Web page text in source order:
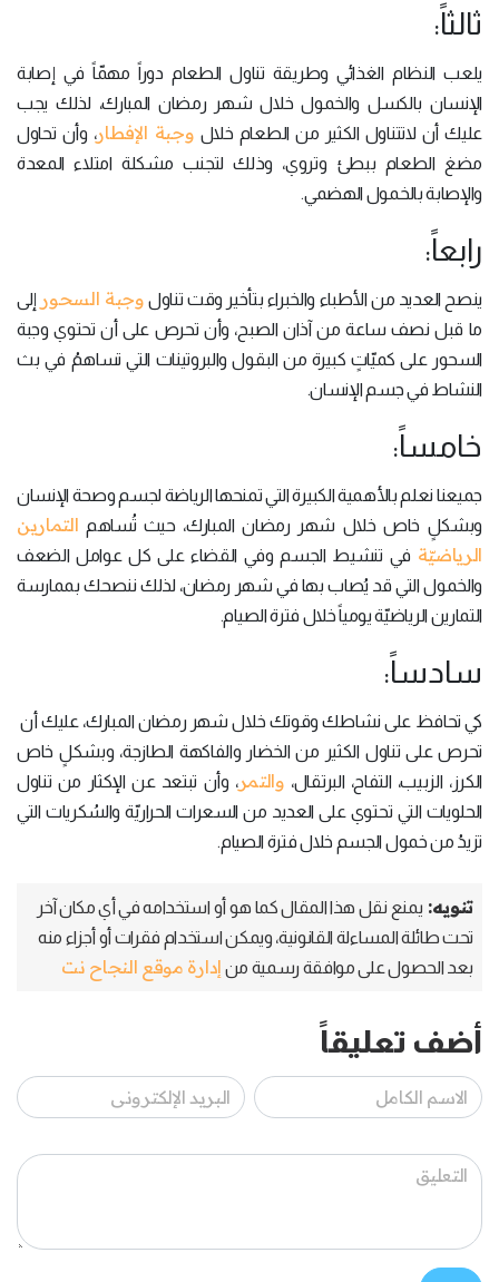
ثالثاً:
يلعب النظام الغذائي وطريقة تناول الطعام دوراً مهمّاً في إصابة
الإنسان بالكسل والخمول خلال شهر رمضان المبارك، لذلك يجب
عليك أن لاتتناول الكثير من الطعام خلال وجبة الإفطار، وأن تحاول
مضغ الطعام ببطئ وتروي، وذلك لتجنب مشكلة امتلاء المعدة
والإصابة بالخمول الهضمي.
رابعاً:
ينصح العديد من الأطباء والخبراء بتأخير وقت تناول وجبة السحور إلى
ما قبل نصف ساعة من آذان الصبح، وأن تحرص على أن تحتوي وجبة
السحور على كميّاتٍ كبيرة من البقول والبروتينات التي تساهمُ في بث
النشاط في جسم الإنسان.
خامساً:
جميعنا نعلم بالأهمية الكبيرة التي تمنحها الرياضة لجسم وصحة الإنسان
وبشكلٍ خاص خلال شهر رمضان المبارك، حيث تُساهم التمارين
الرياضيّة في تنشيط الجسم وفي القضاء على كل عوامل الضعف
والخمول التي قد يُصاب بها في شهر رمضان، لذلك ننصحك بممارسة
التمارين الرياضيّة يومياً خلال فترة الصيام.
سادساً:
كي تحافظ على نشاطك وقوتك خلال شهر رمضان المبارك، عليك أن
تحرص على تناول الكثير من الخضار والفاكهة الطازجة، وبشكلٍ خاص
الكرز، الزبيب، التفاح، البرتقال، والتمر، وأن تبتعد عن الإكثار من تناول
الحلويات التي تحتوي على العديد من السعرات الحراريّة والسُكريات التي
تزيدُ من خمول الجسم خلال فترة الصيام.
تنويه: يمنع نقل هذا المقال كما هو أو استخدامه في أي مكان آخر
تحت طائلة المساءلة القانونية، ويمكن استخدام فقرات أو أجزاء منه
بعد الحصول على موافقة رسمية من إدارة موقع النجاح نت
أضف تعليقاً